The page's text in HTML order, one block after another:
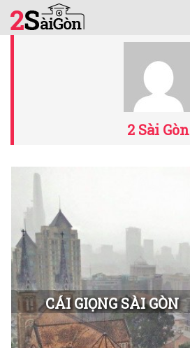
2 Sài Gòn
CÁI GIỌNG SÀI GÒN